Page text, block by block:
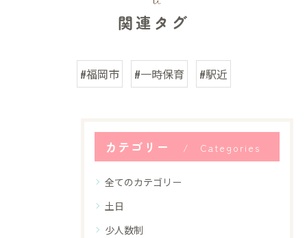
関連タグ
#福岡市 #一時保育 #駅近
カテゴリー Categories
全てのカテゴリー
土日
少人数制